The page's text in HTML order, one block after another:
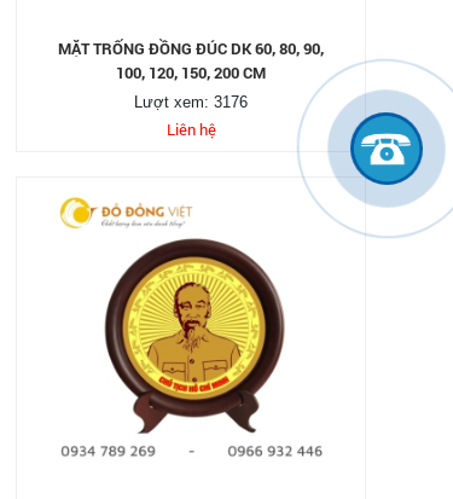
MẶT TRỐNG ĐỒNG ĐÚC DK 60, 80, 90,
100, 120, 150, 200 CM
Lượt xem: 3176
Liên hệ